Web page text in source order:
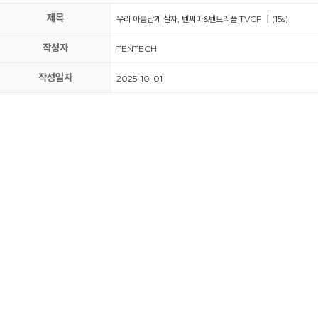
제목 우리 아름답게 살자, 텐써마&텐트리플 TVCF ┃(15s)
작성자 TENTECH
작성일자 2025-10-01